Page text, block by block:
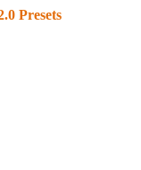
Presets